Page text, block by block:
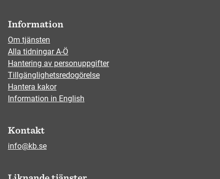
Information
Om tjänsten
Alla tidningar A-Ö
Hantering av personuppgifter
Tillgänglighetsredogörelse
Hantera kakor
Information in English
Kontakt
info@kb.se